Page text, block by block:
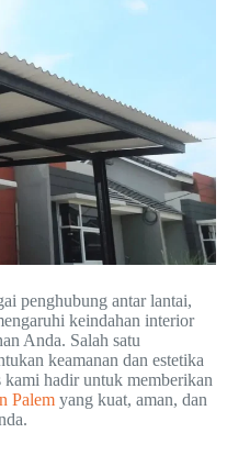
penghubung antar lantai,
keindahan interior
Anda. Salah satu
keamanan dan estetika
kami hadir untuk memberikan
Palem yang kuat, aman, dan